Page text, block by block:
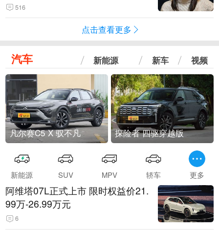
516
点击查看更多
汽车 新能源 新车 视频
凡尔赛C5 X 驭不凡 探险者 四驱穿越版
新能源 SUV MPV 轿车 更多
阿维塔07L正式上市 限时权益价21.
99万-26.99万元
6